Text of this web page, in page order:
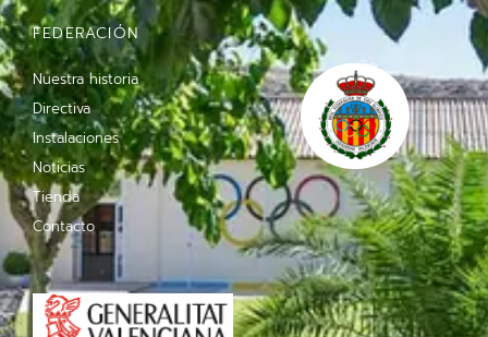
FEDERACIÓN
Nuestra historia
Directiva
Instalaciones
Noticias
Tienda
Contacto